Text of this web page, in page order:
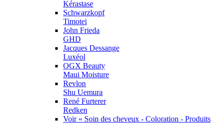
Kérastase
Schwarzkopf
Timotei
John Frieda
GHD
Jacques Dessange
Luxéol
OGX Beauty
Maui Moisture
Revlon
Shu Uemura
René Furterer
Redken
Voir « Soin des cheveux - Coloration - Produits